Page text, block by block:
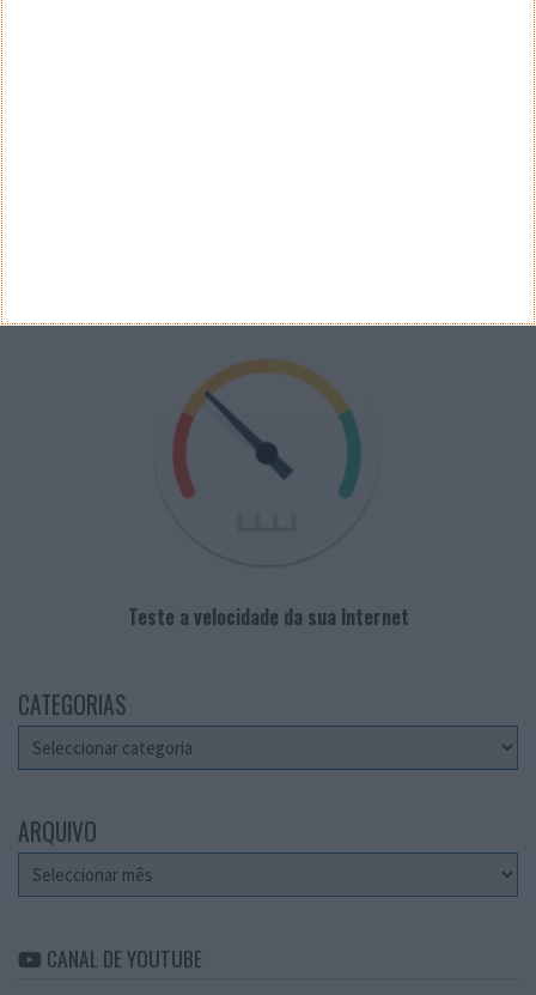
Teste a velocidade da sua Internet
CATEGORIAS
Categorias
ARQUIVO
Arquivo
CANAL DE YOUTUBE